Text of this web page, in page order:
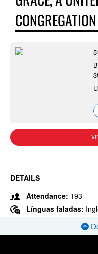
CONGREGATION
DETAILS
Attendance: 193
Línguas faladas: